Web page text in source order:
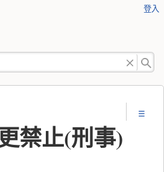
工
登入
禁止(刑事)